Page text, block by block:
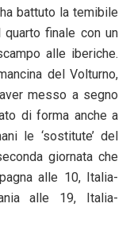
battuto la temibile
quarto finale con un
alle iberiche.
del Volturno,
messo a segno
di forma anche a
le ‘sostitute’ del
giornata che
alle 10, Italia-
alle 19, Italia-